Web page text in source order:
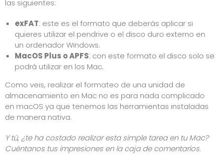
las siguientes:
exFAT: este es el formato que deberás aplicar si
quieres utilizar el pendrive o el disco duro externo en
un ordenador Windows.
MacOS Plus o APFS: con este formato el disco solo se
podrá utilizar en los Mac.
Como veis, realizar el formateo de una unidad de
almacenamiento en Mac no es para nada complicado
en macOS ya que tenemos las herramientas instaladas
de manera nativa.
Y tú, ¿te ha costado realizar esta simple tarea en tu Mac?
Cuéntanos tus impresiones en la caja de comentarios.